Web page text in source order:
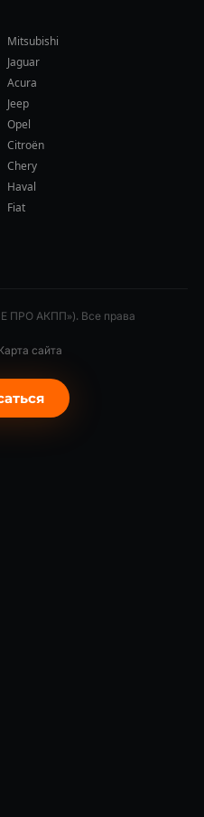
Mitsubishi
Jaguar
Acura
Jeep
Opel
Citroën
Chery
Haval
Fiat
ПРО АКПП»). Все права
сайта